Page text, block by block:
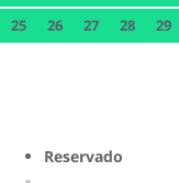
25
26 27 28 29
Reservado